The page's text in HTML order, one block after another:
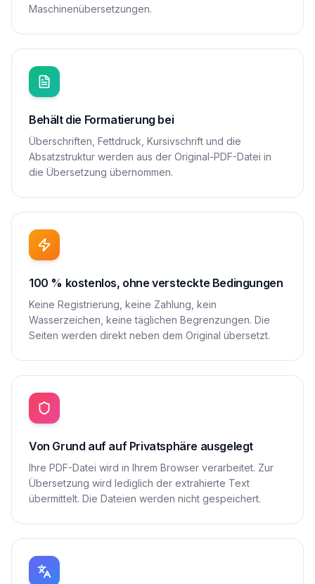
Maschinenübersetzungen.
Behält die Formatierung bei
Überschriften, Fettdruck, Kursivschrift und die
Absatzstruktur werden aus der Original-PDF-Datei in
die Übersetzung übernommen.
100 % kostenlos, ohne versteckte Bedingungen
Keine Registrierung, keine Zahlung, kein
Wasserzeichen, keine täglichen Begrenzungen. Die
Seiten werden direkt neben dem Original übersetzt.
Von Grund auf auf Privatsphäre ausgelegt
Ihre PDF-Datei wird in Ihrem Browser verarbeitet. Zur
Übersetzung wird lediglich der extrahierte Text
übermittelt. Die Dateien werden nicht gespeichert.